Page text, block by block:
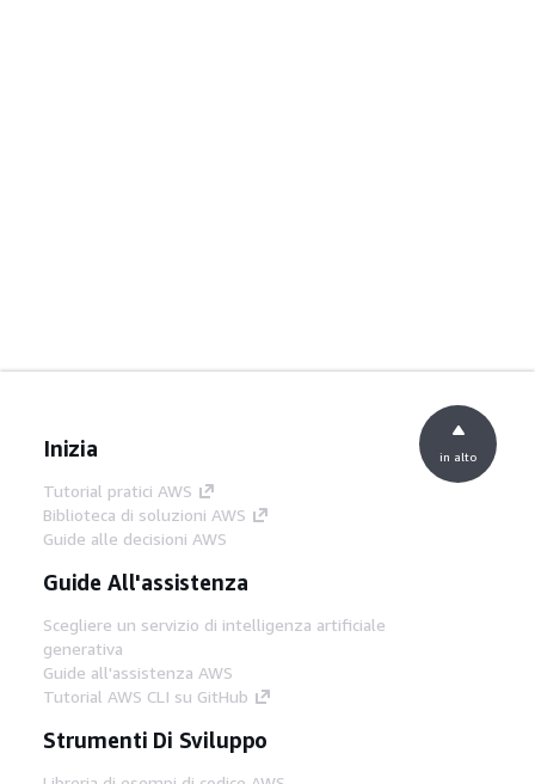
Inizia
Tutorial pratici AWS
Biblioteca di soluzioni AWS
Guide alle decisioni AWS
Guide All'assistenza
Scegliere un servizio di intelligenza artificiale
generativa
Guide all'assistenza AWS
Tutorial AWS CLI su GitHub
Strumenti Di Sviluppo
in alto